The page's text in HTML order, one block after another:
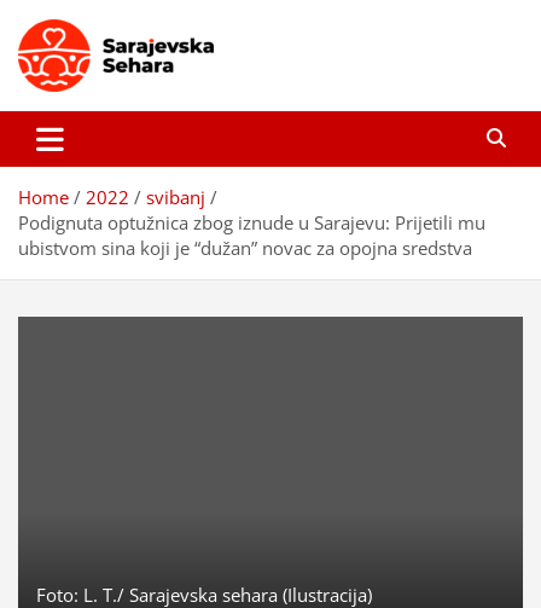
content
Sarajevska sehara
Home 2022
svibanj
Podignuta optužnica zbog iznude u Sarajevu: Prijetili mu
ubistvom sina koji je “dužan” novac za opojna sredstva
Foto: L. T./ Sarajevska sehara (Ilustracija)